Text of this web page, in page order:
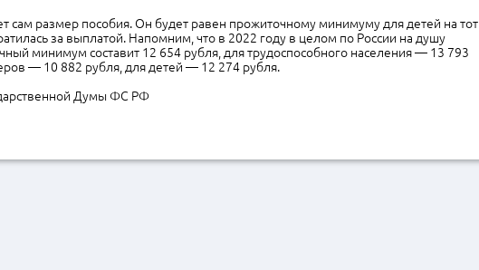
сам размер пособия. Он будет равен прожиточному минимуму для детей на тот
за выплатой. Напомним, что в 2022 году в целом по России на душу
минимум составит 12 654 рубля, для трудоспособного населения — 13 793
— 10 882 рубля, для детей — 12 274 рубля.
Думы ФС РФ